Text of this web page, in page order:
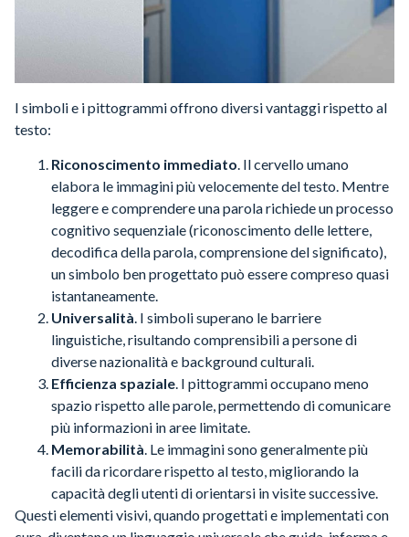
I simboli e i pittogrammi offrono diversi vantaggi rispetto al
testo:
Riconoscimento immediato. Il cervello umano
elabora le immagini più velocemente del testo. Mentre
leggere e comprendere una parola richiede un processo
cognitivo sequenziale (riconoscimento delle lettere,
decodifica della parola, comprensione del significato),
un simbolo ben progettato può essere compreso quasi
istantaneamente.
Universalità. I simboli superano le barriere
linguistiche, risultando comprensibili a persone di
diverse nazionalità e background culturali.
Efficienza spaziale. I pittogrammi occupano meno
spazio rispetto alle parole, permettendo di comunicare
più informazioni in aree limitate.
Memorabilità. Le immagini sono generalmente più
facili da ricordare rispetto al testo, migliorando la
capacità degli utenti di orientarsi in visite successive.
Questi elementi visivi, quando progettati e implementati con